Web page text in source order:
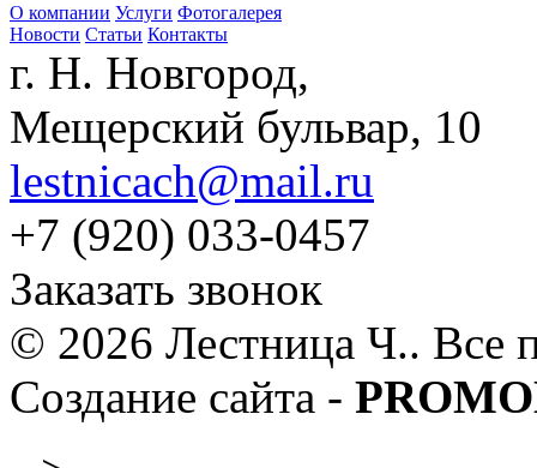
О компании Услуги Фотогалерея
Новости Статьи Контакты
г. Н. Новгород,
Мещерский бульвар, 10
lestnicach@mail.ru
+7 (920) 033-0457
Заказать звонок
© 2026 Лестница Ч.. Все
Создание сайта -